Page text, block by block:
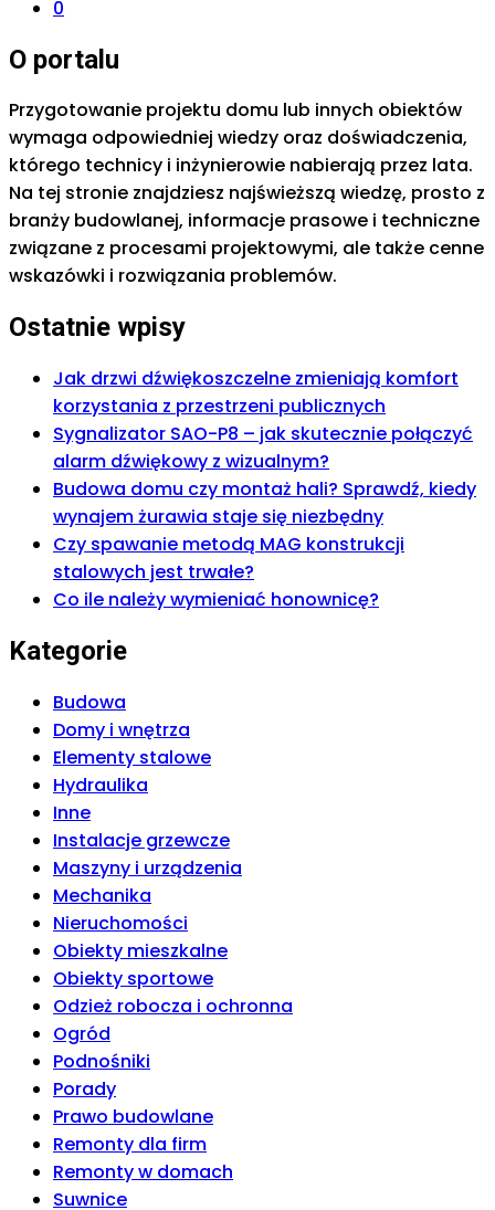
0
O portalu
Przygotowanie projektu domu lub innych obiektów
wymaga odpowiedniej wiedzy oraz doświadczenia,
którego technicy i inżynierowie nabierają przez lata.
Na tej stronie znajdziesz najświeższą wiedzę, prosto z
branży budowlanej, informacje prasowe i techniczne
związane z procesami projektowymi, ale także cenne
wskazówki i rozwiązania problemów.
Ostatnie wpisy
Jak drzwi dźwiękoszczelne zmieniają komfort
korzystania z przestrzeni publicznych
Sygnalizator SAO-P8 – jak skutecznie połączyć
alarm dźwiękowy z wizualnym?
Budowa domu czy montaż hali? Sprawdź, kiedy
wynajem żurawia staje się niezbędny
Czy spawanie metodą MAG konstrukcji
stalowych jest trwałe?
Co ile należy wymieniać honownicę?
Kategorie
Budowa
Domy i wnętrza
Elementy stalowe
Hydraulika
Inne
Instalacje grzewcze
Maszyny i urządzenia
Mechanika
Nieruchomości
Obiekty mieszkalne
Obiekty sportowe
Odzież robocza i ochronna
Ogród
Podnośniki
Porady
Prawo budowlane
Remonty dla firm
Remonty w domach
Suwnice